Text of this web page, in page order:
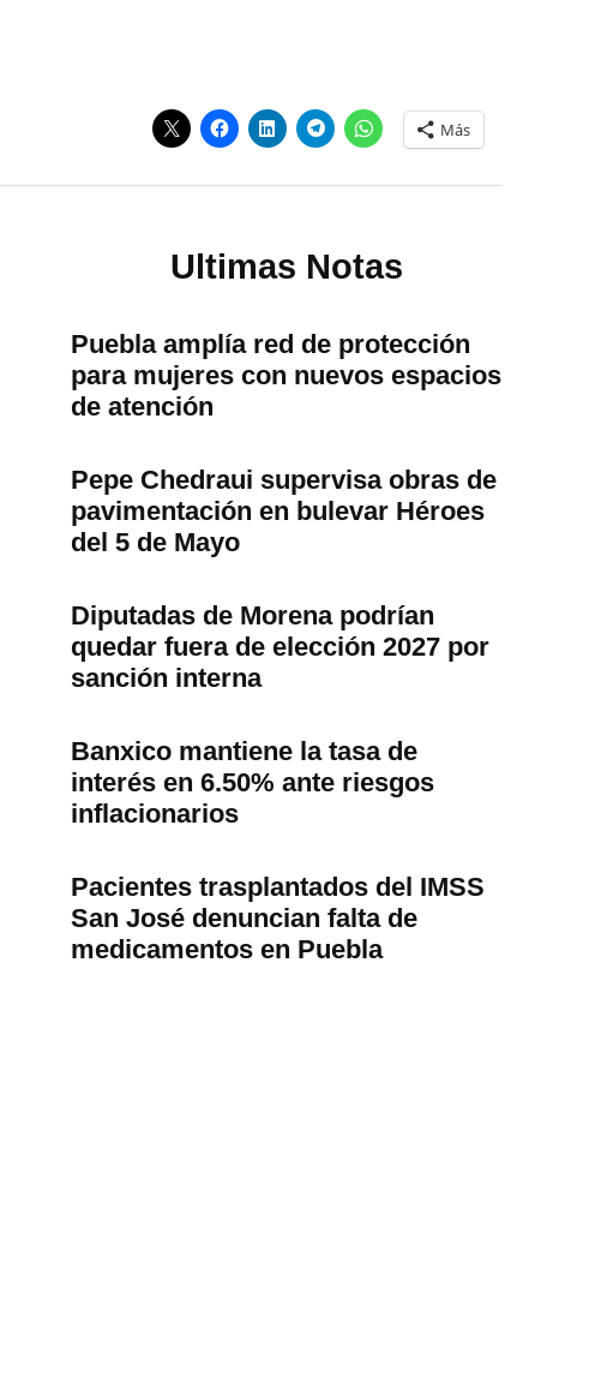
Más
Ultimas Notas
Puebla amplía red de protección
para mujeres con nuevos espacios
de atención
Pepe Chedraui supervisa obras de
pavimentación en bulevar Héroes
del 5 de Mayo
Diputadas de Morena podrían
quedar fuera de elección 2027 por
sanción interna
Banxico mantiene la tasa de
interés en 6.50% ante riesgos
inflacionarios
Pacientes trasplantados del IMSS
San José denuncian falta de
medicamentos en Puebla